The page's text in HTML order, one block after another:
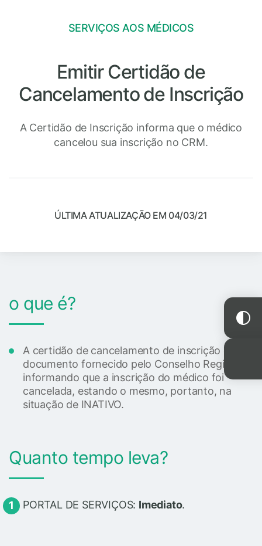
SERVIÇOS AOS MÉDICOS
Emitir Certidão de
Cancelamento de Inscrição
A Certidão de Inscrição informa que o médico
cancelou sua inscrição no CRM.
ÚLTIMA ATUALIZAÇÃO EM 04/03/21
o que é?
A certidão de cancelamento de inscrição é um
documento fornecido pelo Conselho Regional
informando que a inscrição do médico foi
cancelada, estando o mesmo, portanto, na
situação de INATIVO.
Quanto tempo leva?
PORTAL DE SERVIÇOS: Imediato.